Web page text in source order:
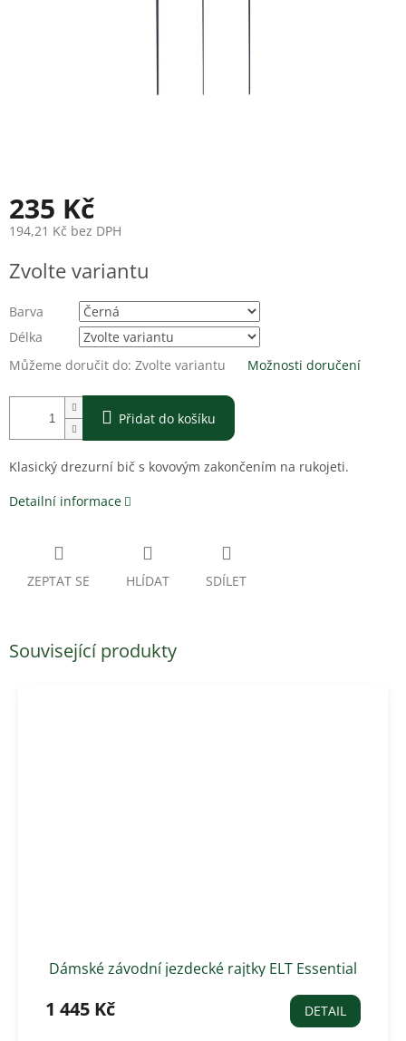
235 Kč
194,21 Kč bez DPH
cena:
Zvolte variantu
Barva
Délka
Můžeme doručit do: Zvolte variantu Možnosti doručení
Přidat do košíku
Klasický drezurní bič s kovovým zakončením na rukojeti.
Detailní informace
ZEPTAT SE HLÍDAT SDÍLET
Související produkty
Dámské závodní jezdecké rajtky ELT Essential
1 445 Kč DETAIL